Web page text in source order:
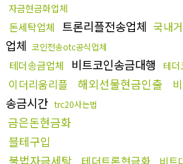
자금현금화업체
돈세탁업체 트론리플전송업체 국내
업체 코인전송otc공식업체
테더송금업체 비트코인송금대행 테더
이더리움리플 해외선물현금인출
송금시간 trc20사는법
금은돈현금화
블테구입
불법자금세탁
테더트론현금화 비트